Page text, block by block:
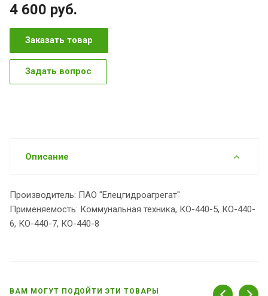
4 600 руб.
Заказать товар
Задать вопрос
Описание
Производитель: ПАО "Елецгидроагрегат"
Применяемость: Коммунальная техника, КО-440-5, КО-440-
6, КО-440-7, КО-440-8
ВАМ МОГУТ ПОДОЙТИ ЭТИ ТОВАРЫ